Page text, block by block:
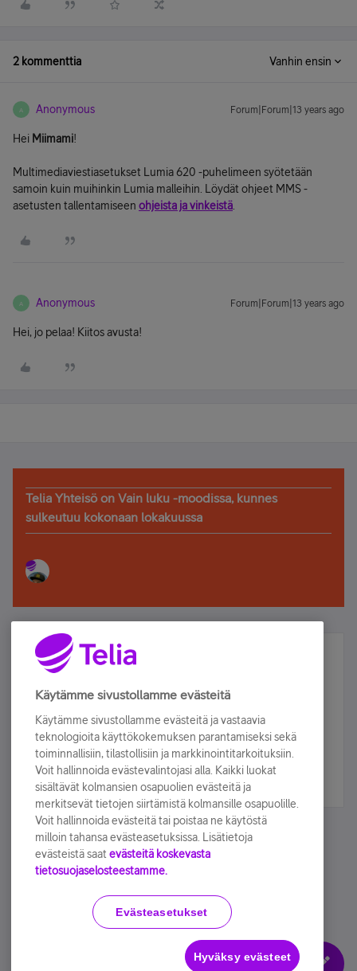
2 kommenttia Vanhin ensin
A Anonymous Forum|Forum|13 years ago
Hei Miimami!
Multimediaviestiasetukset Lumia 620 -puhelimeen syötetään
samoin kuin muihinkin Lumia malleihin. Löydät ohjeet MMS -
asetusten tallentamiseen ohjeista ja vinkeistä
A Anonymous Forum|Forum|13 years ago
Hei, jo pelaa! Kiitos avusta!
Telia Yhteisö on Vain luku -moodissa, kunnes
sulkeutuu kokonaan lokakuussa
Älä jää paitsi – osallistu ja voita!
Tilaa Telian uutiskirje ja olet mukana arvonnassa.
sähköpostiisi.
Tilaa nyt
Käyttöehdot Accessibility statement
Evästeasetukset
Käytämme sivustollamme evästeitä
Käytämme sivustollamme evästeitä ja vastaavia
teknologioita käyttökokemuksen parantamiseksi sekä
toiminnallisiin, tilastollisiin ja markkinointitarkoituksiin.
Voit hallinnoida evästevalintojasi alla. Kaikki luokat
sisältävät kolmansien osapuolien evästeitä ja
merkitsevät tietojen siirtämistä kolmansille osapuolille.
Voit hallinnoida evästeitä tai poistaa ne käytöstä
milloin tahansa evästeasetuksissa. Lisätietoja
evästeistä saat evästeitä koskevasta
tietosuojaselosteestamme.
Evästeasetukset
Hyväksy evästeet